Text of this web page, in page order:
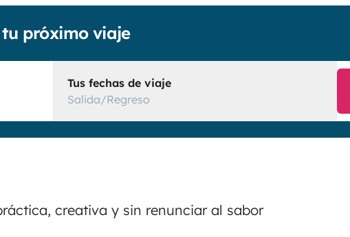
próximo viaje
Tus fechas de viaje
Salida/Regreso
creativa y sin renunciar al sabor